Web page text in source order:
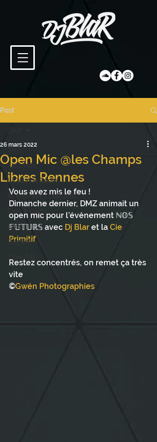
Post
Festivals
La Vilaine Radio
Évènements culturels
Bars & clubs
Live
Dogfish
Open Mic @les Champs
Libres Rennes
26 mars 2022
Vous avez mis le feu !
Dimanche dernier, DMZ animait un
open mic pour l’événement ℕ𝕆𝕊
𝔽𝕌𝕋𝕌ℝ𝕊 avec Dj Blar et la Cie
Primitif
Restez concentrés, on remet ça très
vite
©Gwén Photographies